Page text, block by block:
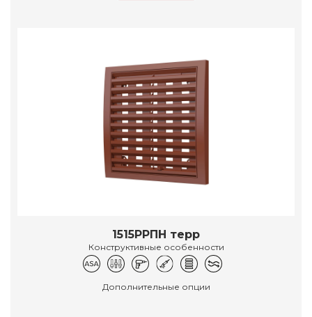
1515РРПН терр
Конструктивные особенности
Дополнительные опции